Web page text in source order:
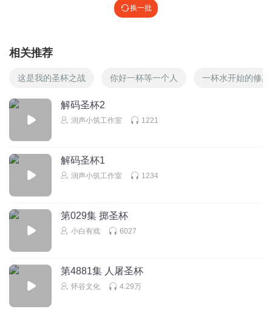
换一批
相关推荐
这是我的圣杯之战 你好一杯等一个人 一杯水开始的修真
解码圣杯2
润声小筑工作室 1221
解码圣杯1
润声小筑工作室 1234
第029集 掷圣杯
小白有戏 6027
第4881集 人屠圣杯
怀谷文化 4.29万